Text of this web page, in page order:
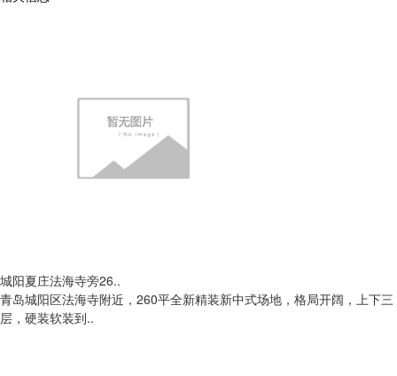
城阳夏庄法海寺旁26..
青岛城阳区法海寺附近，260平全新精装新中式场地，格局开阔，上下三
层，硬装软装到..